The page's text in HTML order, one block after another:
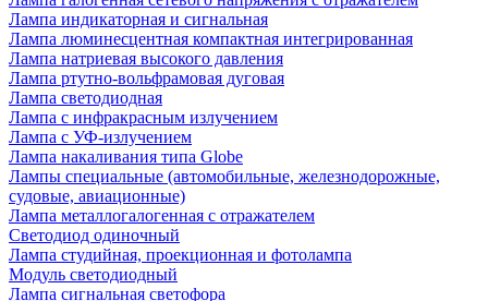
Лампа индикаторная и сигнальная
Лампа люминесцентная компактная интегрированная
Лампа натриевая высокого давления
Лампа ртутно-вольфрамовая дуговая
Лампа светодиодная
Лампа с инфракрасным излучением
Лампа с УФ-излучением
Лампа накаливания типа Globe
Лампы специальные (автомобильные, железнодорожные,
судовые, авиационные)
Лампа металлогалогенная с отражателем
Светодиод одиночный
Лампа студийная, проекционная и фотолампа
Модуль светодиодный
Лампа сигнальная светофора